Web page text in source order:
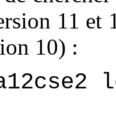
11 et
10) :